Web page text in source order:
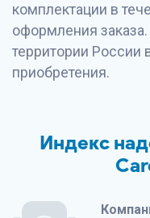
комплектации в
оформления
территории России
приобретения.
Индекс